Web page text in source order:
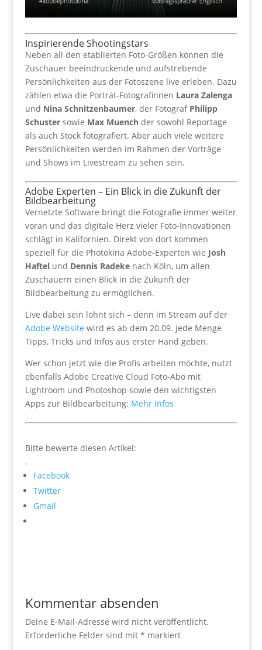
Inspirierende Shootingstars
Neben all den etablierten Foto-Größen können die
Zuschauer beeindruckende und aufstrebende
Persönlichkeiten aus der Fotoszene live erleben. Dazu
zählen etwa die Porträt-Fotografinnen Laura Zalenga
und Nina Schnitzenbaumer, der Fotograf Philipp
Schuster sowie Max Muenchder sowohl Reportage
als auch Stock fotografiert. Aber auch viele weitere
Persönlichkeiten werden im Rahmen der Vorträge
und Shows im Livestream zu sehen sein.
Adobe Experten – Ein Blick in die Zukunft der
Bildbearbeitung
Vernetzte Software bringt die Fotografie immer weiter
voran und das digitale Herz vieler Foto-Innovationen
schlägt in Kalifornien. Direkt von dort kommen
speziell für die Photokina Adobe-Experten wie Josh
Haftelund Dennis Radeke nach Köln, um allen
Zuschauern einen Blick in die Zukunft der
Bildbearbeitung zu ermöglichen.
Live dabei sein lohnt sich – denn im Stream auf der
Adobe Website wird es ab dem 20.09. jede Menge
Tipps, Tricks und Infos aus erster Hand geben.
Wer schon jetzt wie die Profis arbeiten möchte, nutzt
ebenfalls Adobe Creative Cloud Foto-Abo mit
Lightroom und Photoshop sowie den wichtigsten
Apps zur Bildbearbeitung: Mehr Infos
Bitte bewerte diesen Artikel:
.
Facebook
Twitter
Gmail
Kommentar absenden
Deine E-Mail-Adresse wird nicht veröffentlicht.
Erforderliche Felder sind mit * markiert